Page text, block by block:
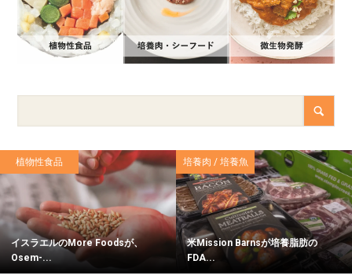
植物性食品
イスラエルのMore Foodsが、
Osem-...
培養肉 / 培養魚
米Mission Barnsが培養脂肪の
FDA...